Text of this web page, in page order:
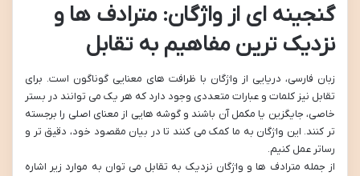
گنجینه ای از واژگان: مترادف ها و
نزدیک ترین مفاهیم به تقابل
زبان فارسی، دریایی از واژگان با ظرافت های معنایی گوناگون است. برای
تقابل نیز کلمات و عبارات متعددی وجود دارد که هر یک می توانند در بستر
خاصی، جایگزین یا مکمل آن باشند و گوشه هایی از معنای اصلی را برجسته
تر کنند. این واژگان به ما کمک می کنند تا در بیان مقصود خود، دقیق تر و
رساتر عمل کنیم.
از جمله مترادف ها و واژگان نزدیک به تقابل می توان به موارد زیر اشاره